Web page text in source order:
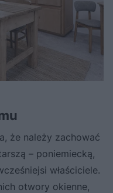
że należy zachować
– poniemiecką,
właściciele.
otwory okienne,